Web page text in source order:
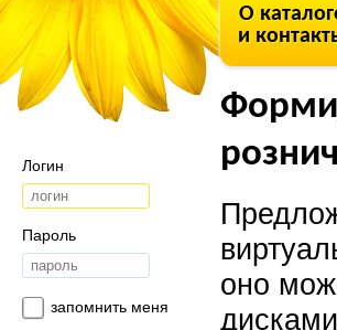
О
и
оно
Логин
Пароль
запомнить меня